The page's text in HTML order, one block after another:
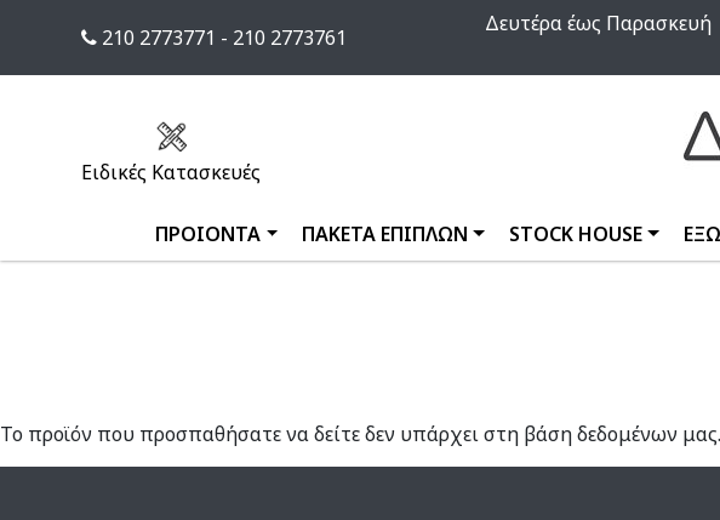
210 2773771 - 210 2773761
Δευτέρα έως Παρασκευή
Ειδικές Κατασκευές
ΠΡΟΙΟΝΤΑ ΠΑΚΕΤΑ ΕΠΙΠΛΩΝ STOCK HOUSE
Το προϊόν που προσπαθήσατε να δείτε δεν υπάρχει στη βάση δεδομένων μας.